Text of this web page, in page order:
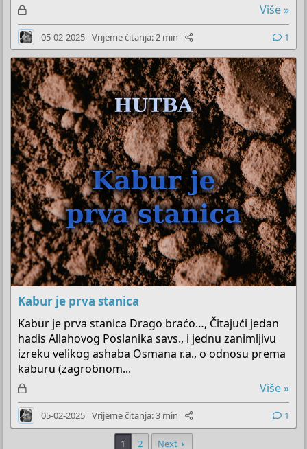
Z
a
k
l
j
u
č
a
n
o
Više »
05-02-2025 Vrijeme čitanja: 2 min 1
Kabur je prva stanica
Kabur je prva stanica Drago braćo…, Čitajući jedan
hadis Allahovog Poslanika savs., i jednu zanimljivu
izreku velikog ashaba Osmana r.a., o odnosu prema
kaburu (zagrobnom...
Z
a
k
l
Više »
05-02-2025 Vrijeme čitanja: 3 min 1
1 2 Next